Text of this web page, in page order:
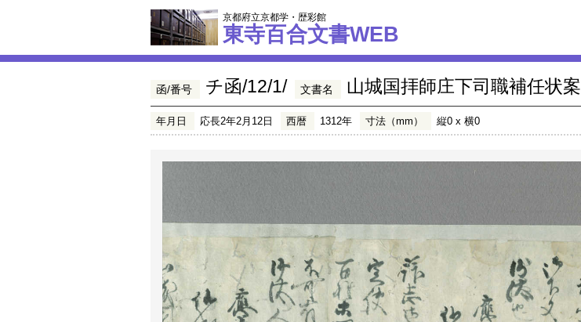
京都府立京都学・歴彩館
東寺百合文書WEB
函/番号 チ函/12/1/ 文書名 山城国拝師庄下司職補任状案
年月日 応長2年2月12日 西暦 1312年 寸法（mm） 縦0 x 横0